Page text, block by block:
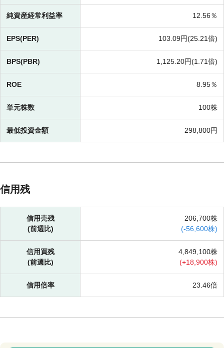
純資産経常利益率 12.56％
EPS(PER) 103.09円(25.21倍)
BPS(PBR) 1,125.20円(1.71倍)
ROE 8.95％
単元株数 100株
最低投資金額 298,800円
信用残
信用売残
(前週比)
206,700株
(-56,600株)
信用買残
(前週比)
4,849,100株
(+18,900株)
信用倍率 23.46倍